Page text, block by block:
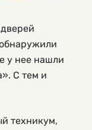
у нее нашли
С тем и
техникум,